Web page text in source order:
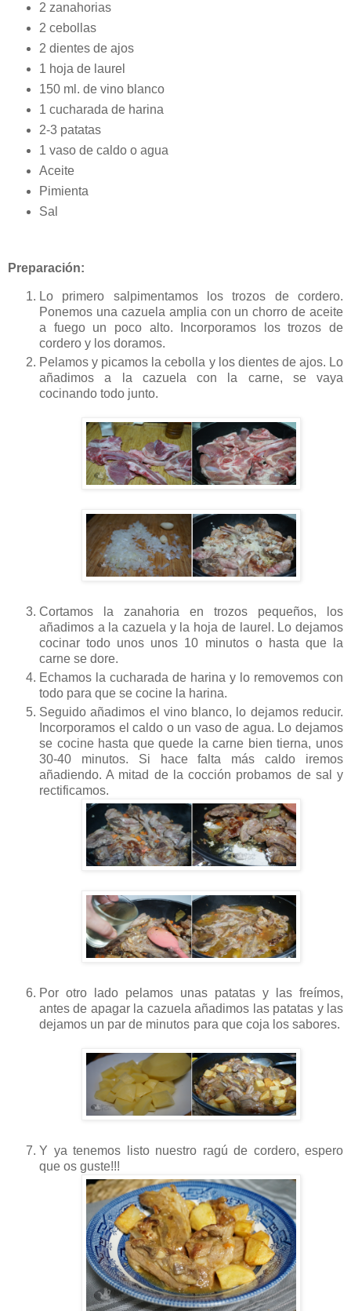
2 zanahorias
2 cebollas
2 dientes de ajos
1 hoja de laurel
150 ml. de vino blanco
1 cucharada de harina
2-3 patatas
1 vaso de caldo o agua
Aceite
Pimienta
Sal
Preparación:
Lo primero salpimentamos los trozos de cordero.
Ponemos una cazuela amplia con un chorro de aceite
a fuego un poco alto. Incorporamos los trozos de
cordero y los doramos.
Pelamos y picamos la cebolla y los dientes de ajos. Lo
añadimos a la cazuela con la carne, se vaya
cocinando todo junto.
Cortamos la zanahoria en trozos pequeños, los
añadimos a la cazuela y la hoja de laurel. Lo dejamos
cocinar todo unos unos 10 minutos o hasta que la
carne se dore.
Echamos la cucharada de harina y lo removemos con
todo para que se cocine la harina.
Seguido añadimos el vino blanco, lo dejamos reducir.
Incorporamos el caldo o un vaso de agua. Lo dejamos
se cocine hasta que quede la carne bien tierna, unos
30-40 minutos. Si hace falta más caldo iremos
añadiendo. A mitad de la cocción probamos de sal y
rectificamos.
Por otro lado pelamos unas patatas y las freímos,
antes de apagar la cazuela añadimos las patatas y las
dejamos un par de minutos para que coja los sabores.
Y ya tenemos listo nuestro ragú de cordero, espero
que os guste!!!